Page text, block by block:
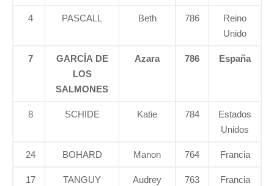
4 PASCALL Beth 786
Reino
Unido
7
GARCÍA DE
LOS
SALMONES
Azara 786 España
8 SCHIDE Katie 784
Estados
Unidos
24 BOHARD Manon 764 Francia
17 TANGUY Audrey 763 Francia